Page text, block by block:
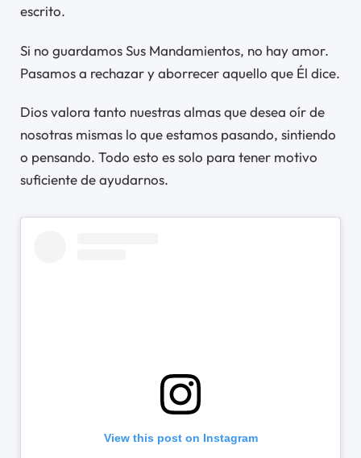
escrito.
Si no guardamos Sus Mandamientos, no hay amor.
Pasamos a rechazar y aborrecer aquello que Él dice.
Dios valora tanto nuestras almas que desea oír de
nosotras mismas lo que estamos pasando, sintiendo
o pensando. Todo esto es solo para tener motivo
suficiente de ayudarnos.
View this post on Instagram